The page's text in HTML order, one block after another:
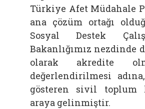
Türkiye Afet Müdahale
ana çözüm ortağı
Sosyal Destek
Bakanlığımız nezdinde
olarak akredite
değerlendirilmesi
gösteren sivil toplum
araya gelinmiştir.